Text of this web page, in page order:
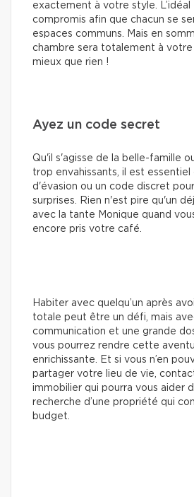
exactement à votre style.
compromis afin que chacun se
espaces communs. Mais en
chambre sera totalement à votre
mieux que rien !
Ayez un code secret
Qu'il s'agisse de la belle-famille
trop envahissants, il est essentiel
d'évasion ou un code discret
surprises. Rien n'est pire qu'un
avec la tante Monique quand
encore pris votre café.
Habiter avec quelqu’un après
totale peut être un défi, mais
communication et une grande
vous pourrez rendre cette
enrichissante. Et si vous n’en
partager votre lieu de vie,
immobilier qui pourra vous aider
recherche d’une propriété qui
budget.